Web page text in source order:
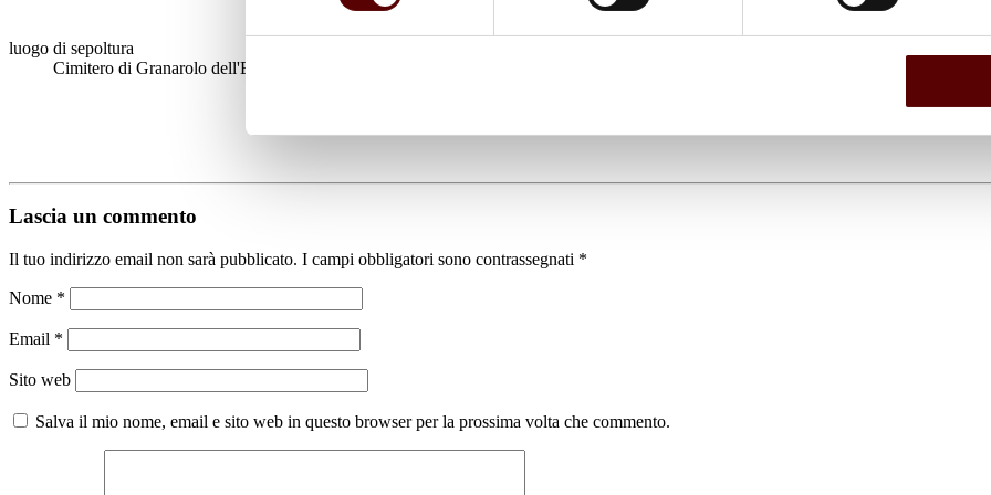
luogo di sepoltura
Cimitero di Granarolo dell'Emilia
Lascia un commento
Il tuo indirizzo email non sarà pubblicato. I campi obbligatori sono contrassegnati *
Nome *
Email *
Sito web
Salva il mio nome, email e sito web in questo browser per la prossima volta che commento.